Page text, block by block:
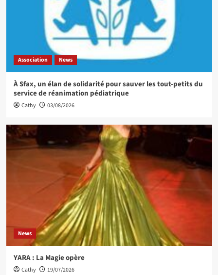
Association News
À Sfax, un élan de solidarité pour sauver les tout-petits du
service de réanimation pédiatrique
Cathy 03/08/2026
News
YARA : La Magie opère
Cathy 19/07/2026